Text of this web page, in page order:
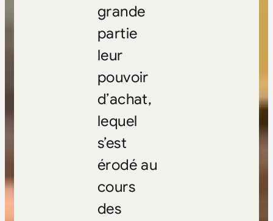
grande
partie
leur
pouvoir
d’achat,
lequel
s’est
érodé au
cours
des